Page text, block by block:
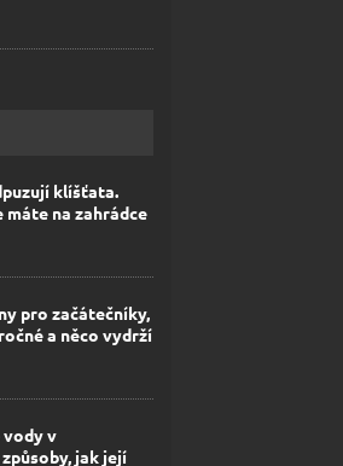
klíšťata.
máte na zahrádce
pro začátečníky,
a něco vydrží
v
jak její